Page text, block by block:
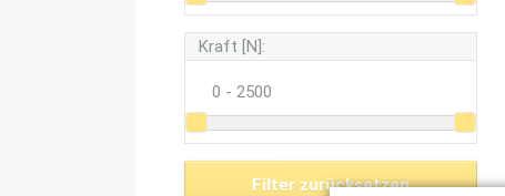
Kraft [N]:
Filter zurücksetzen